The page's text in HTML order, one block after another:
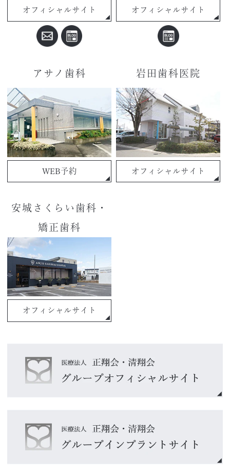
オフィシャルサイト オフィシャルサイト
アサノ歯科
WEB予約
岩田歯科医院
オフィシャルサイト
安城さくらい歯科・
矯正歯科
オフィシャルサイト